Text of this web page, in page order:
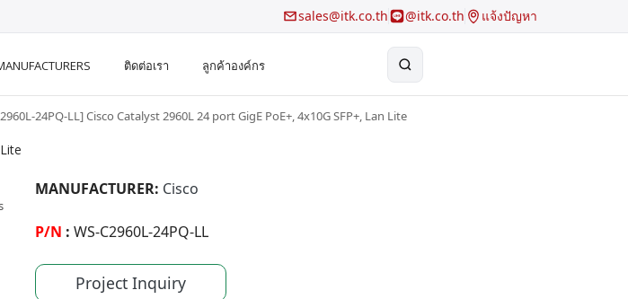
sales@itk.co.th @itk.co.th แจ้งปัญหา
ติดต่อเรา ลูกค้าองค์กร
Search
24PQ-LL] Cisco Catalyst 2960L 24 port GigE PoE+, 4x10G SFP+, Lan Lite
MANUFACTURER: Cisco
P/N : WS-C2960L-24PQ-LL
Project Inquiry